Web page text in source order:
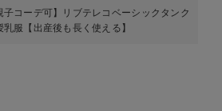
子コーデ可】リブテレコベーシックタンク
服【出産後も長く使える】